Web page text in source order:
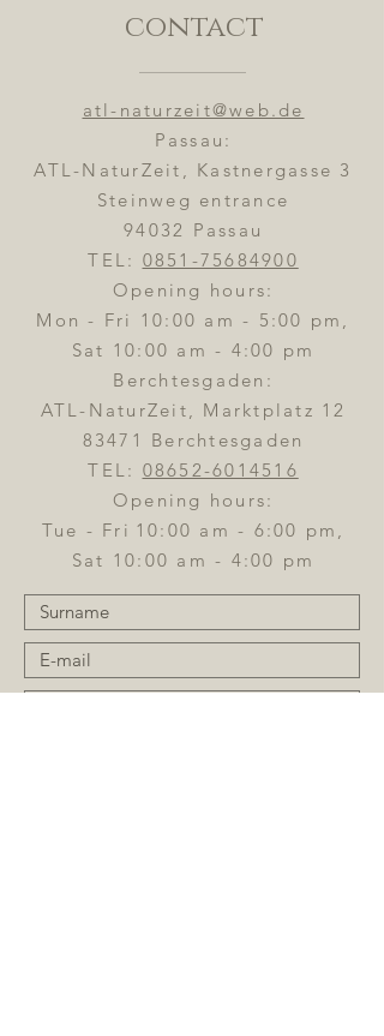
contact
atl-naturzeit@web.de
Passau:
ATL-NaturZeit, Kastnergasse 3
Steinweg entrance
94032 Passau
TEL: 0851-75684900
Opening hours:
Mon - Fri 10:00 am - 5:00 pm,
Sat 10:00 am - 4:00 pm
Berchtesgaden:
ATL-NaturZeit, Marktplatz 12
83471 Berchtesgaden
TEL: 08652-6014516
Opening hours:
Tue - Fri 10:00 am - 6:00 pm,
Sat 10:00 am - 4:00 pm